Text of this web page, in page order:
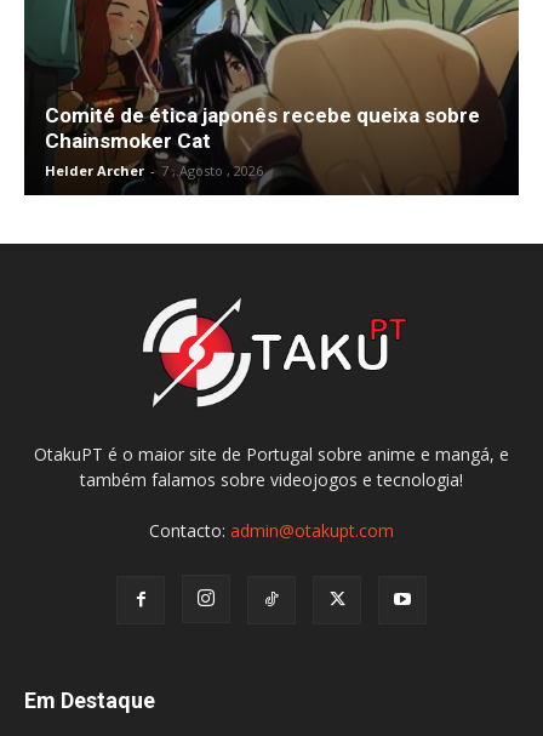
Comité de ética japonês recebe queixa sobre
Chainsmoker Cat
Helder Archer - 7 , Agosto , 2026
OtakuPT é o maior site de Portugal sobre anime e mangá, e
também falamos sobre videojogos e tecnologia!
Contacto: admin@otakupt.com
Em Destaque